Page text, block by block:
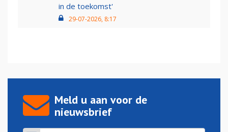
in de toekomst'
29-07-2026, 8:17
Meld u aan voor de
nieuwsbrief